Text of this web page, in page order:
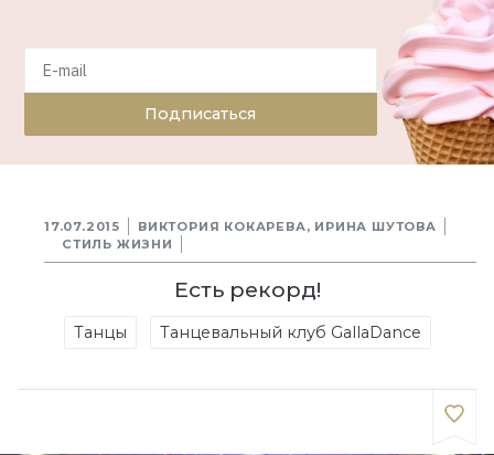
Подписаться
17.07.2015
ВИКТОРИЯ КОКАРЕВА, ИРИНА ШУТОВА
СТИЛЬ ЖИЗНИ
Есть рекорд!
Танцы Танцевальный клуб GallaDance